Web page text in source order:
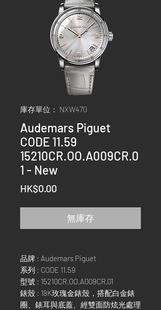
庫存單位： NXW470
Audemars Piguet
CODE 11.59
15210CR.OO.A009CR.0
1 - New
HK$0.00
無庫存
品牌 : Audemars Piguet
系列 : CODE 11.59
型號 : 15210CR.OO.A009CR.01
錶殼 : 18K玫瑰金錶殼，搭配白金錶
圈、錶耳與底蓋、經雙面防炫光處理